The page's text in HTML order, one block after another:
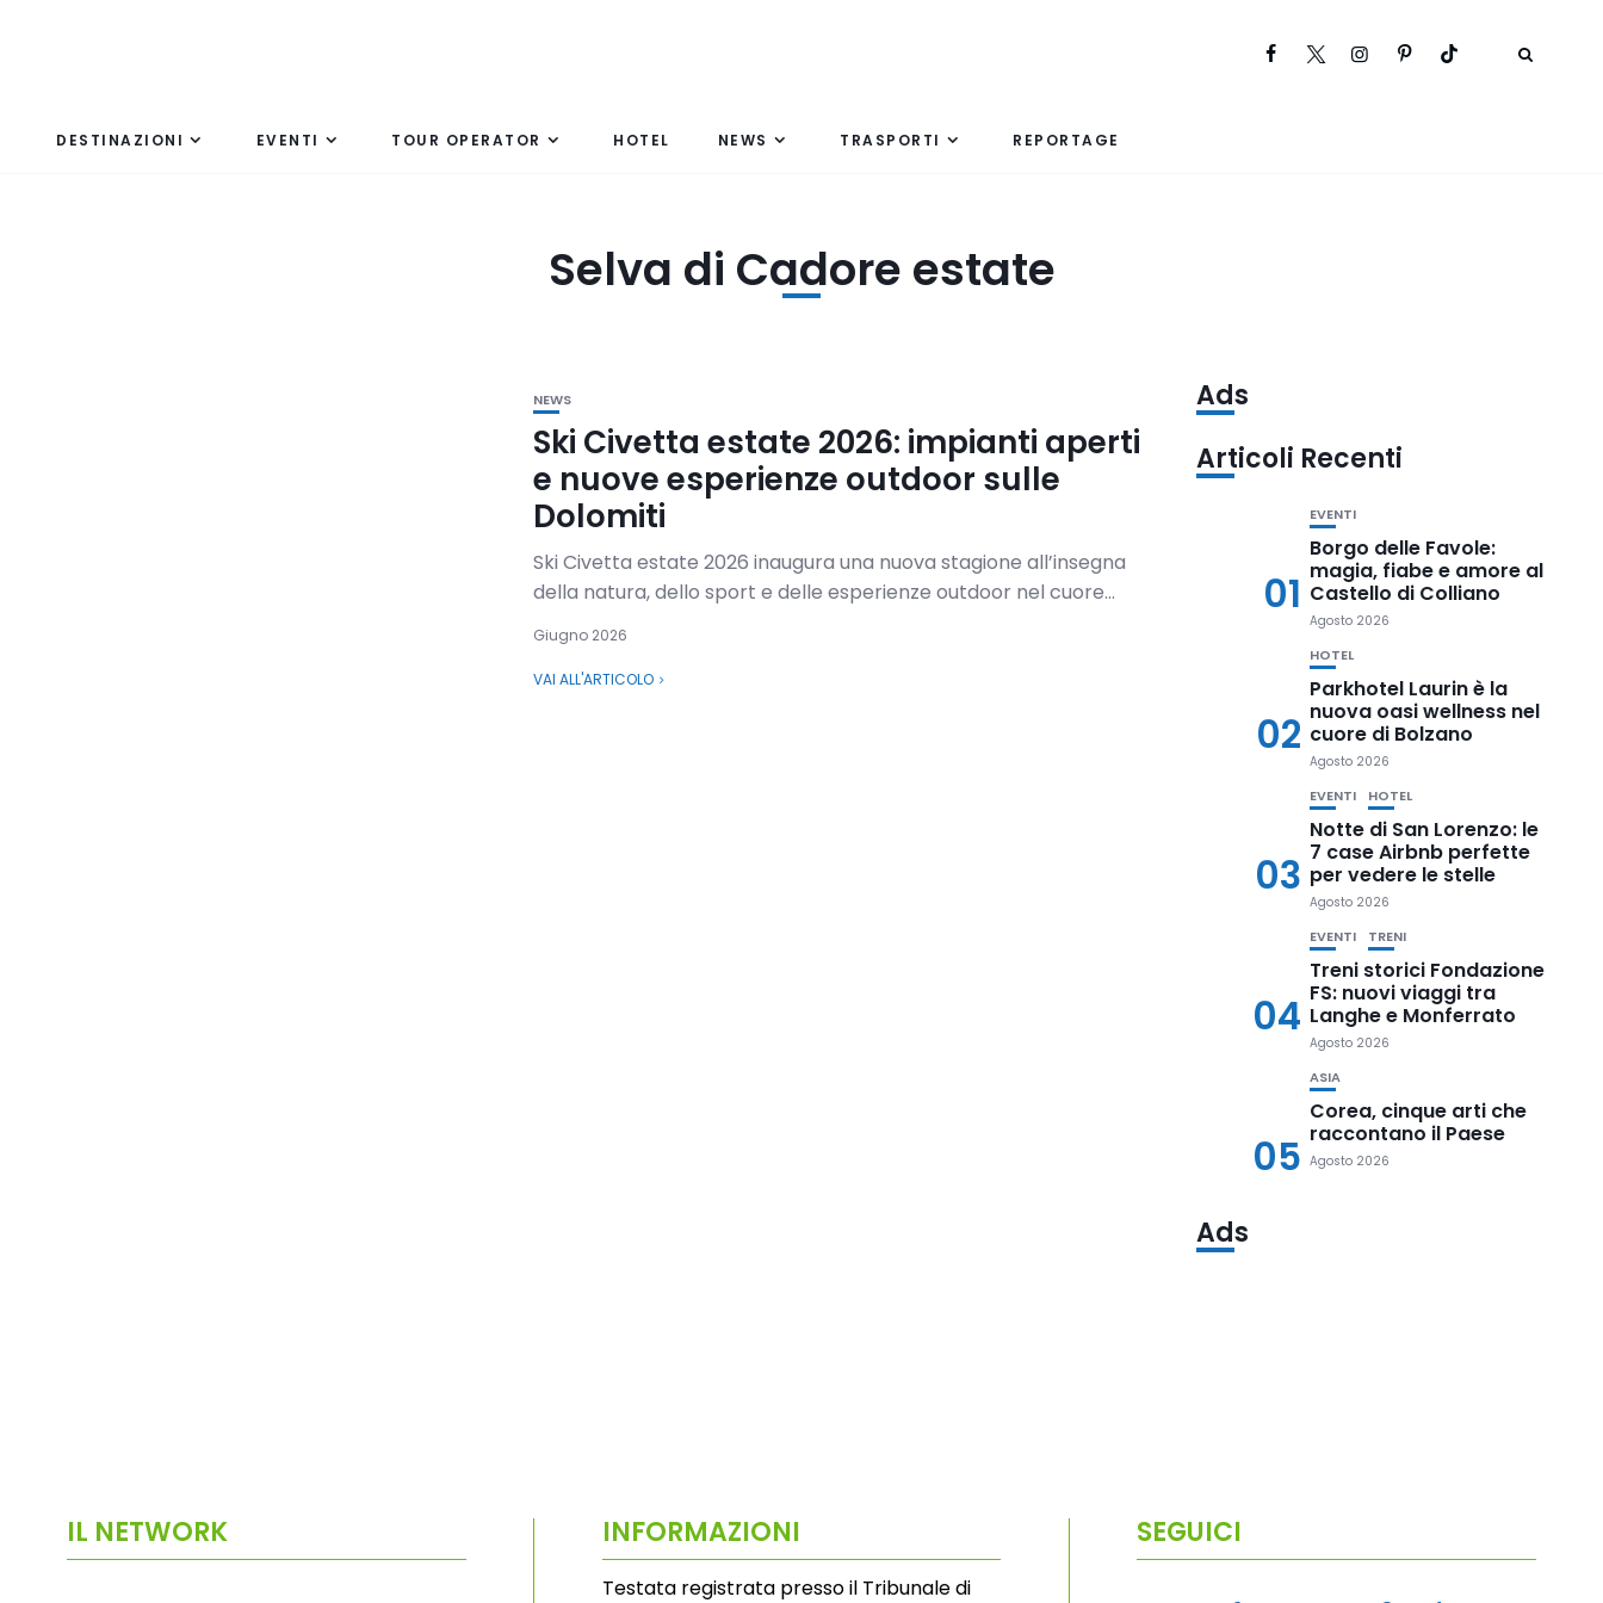
DESTINAZIONI EVENTI TOUR OPERATOR HOTEL NEWS TRASPORTI REPORTAGE
Selva di Cadore estate
NEWS
Ski Civetta estate 2026: impianti aperti
e nuove esperienze outdoor sulle
Dolomiti
Ski Civetta estate 2026 inaugura una nuova stagione all’insegna
della natura, dello sport e delle esperienze outdoor nel cuore...
Giugno 2026
VAI ALL'ARTICOLO
Ads
Articoli Recenti
01
EVENTI
Borgo delle Favole:
magia, fiabe e amore al
Castello di Colliano
Agosto 2026
02
HOTEL
Parkhotel Laurin è la
nuova oasi wellness nel
cuore di Bolzano
Agosto 2026
03
EVENTI HOTEL
Notte di San Lorenzo: le
7 case Airbnb perfette
per vedere le stelle
Agosto 2026
04
EVENTI TRENI
Treni storici Fondazione
FS: nuovi viaggi tra
Langhe e Monferrato
Agosto 2026
05
ASIA
Corea, cinque arti che
raccontano il Paese
Agosto 2026
Ads
IL NETWORK INFORMAZIONI
Testata registrata presso il Tribunale di
SEGUICI